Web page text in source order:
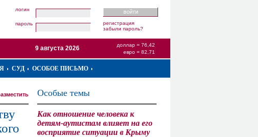
логин
пароль
регистрация
забыли пароль?
доллар = 76,42
евро = 82,71
9 августа 2026
СУД ОСОБОЕ ПИСЬМО
Особые темы
Как отношение человека к
детям-аутистам влияет на его
восприятие ситуации в Крыму